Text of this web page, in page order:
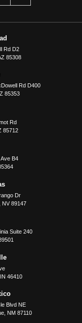
Rd D2
85308
Rd D400
85353
Rd
85712
B4
Dr
NV 89147
Suite 240
IN 46410
Blvd NE
, NM 87110